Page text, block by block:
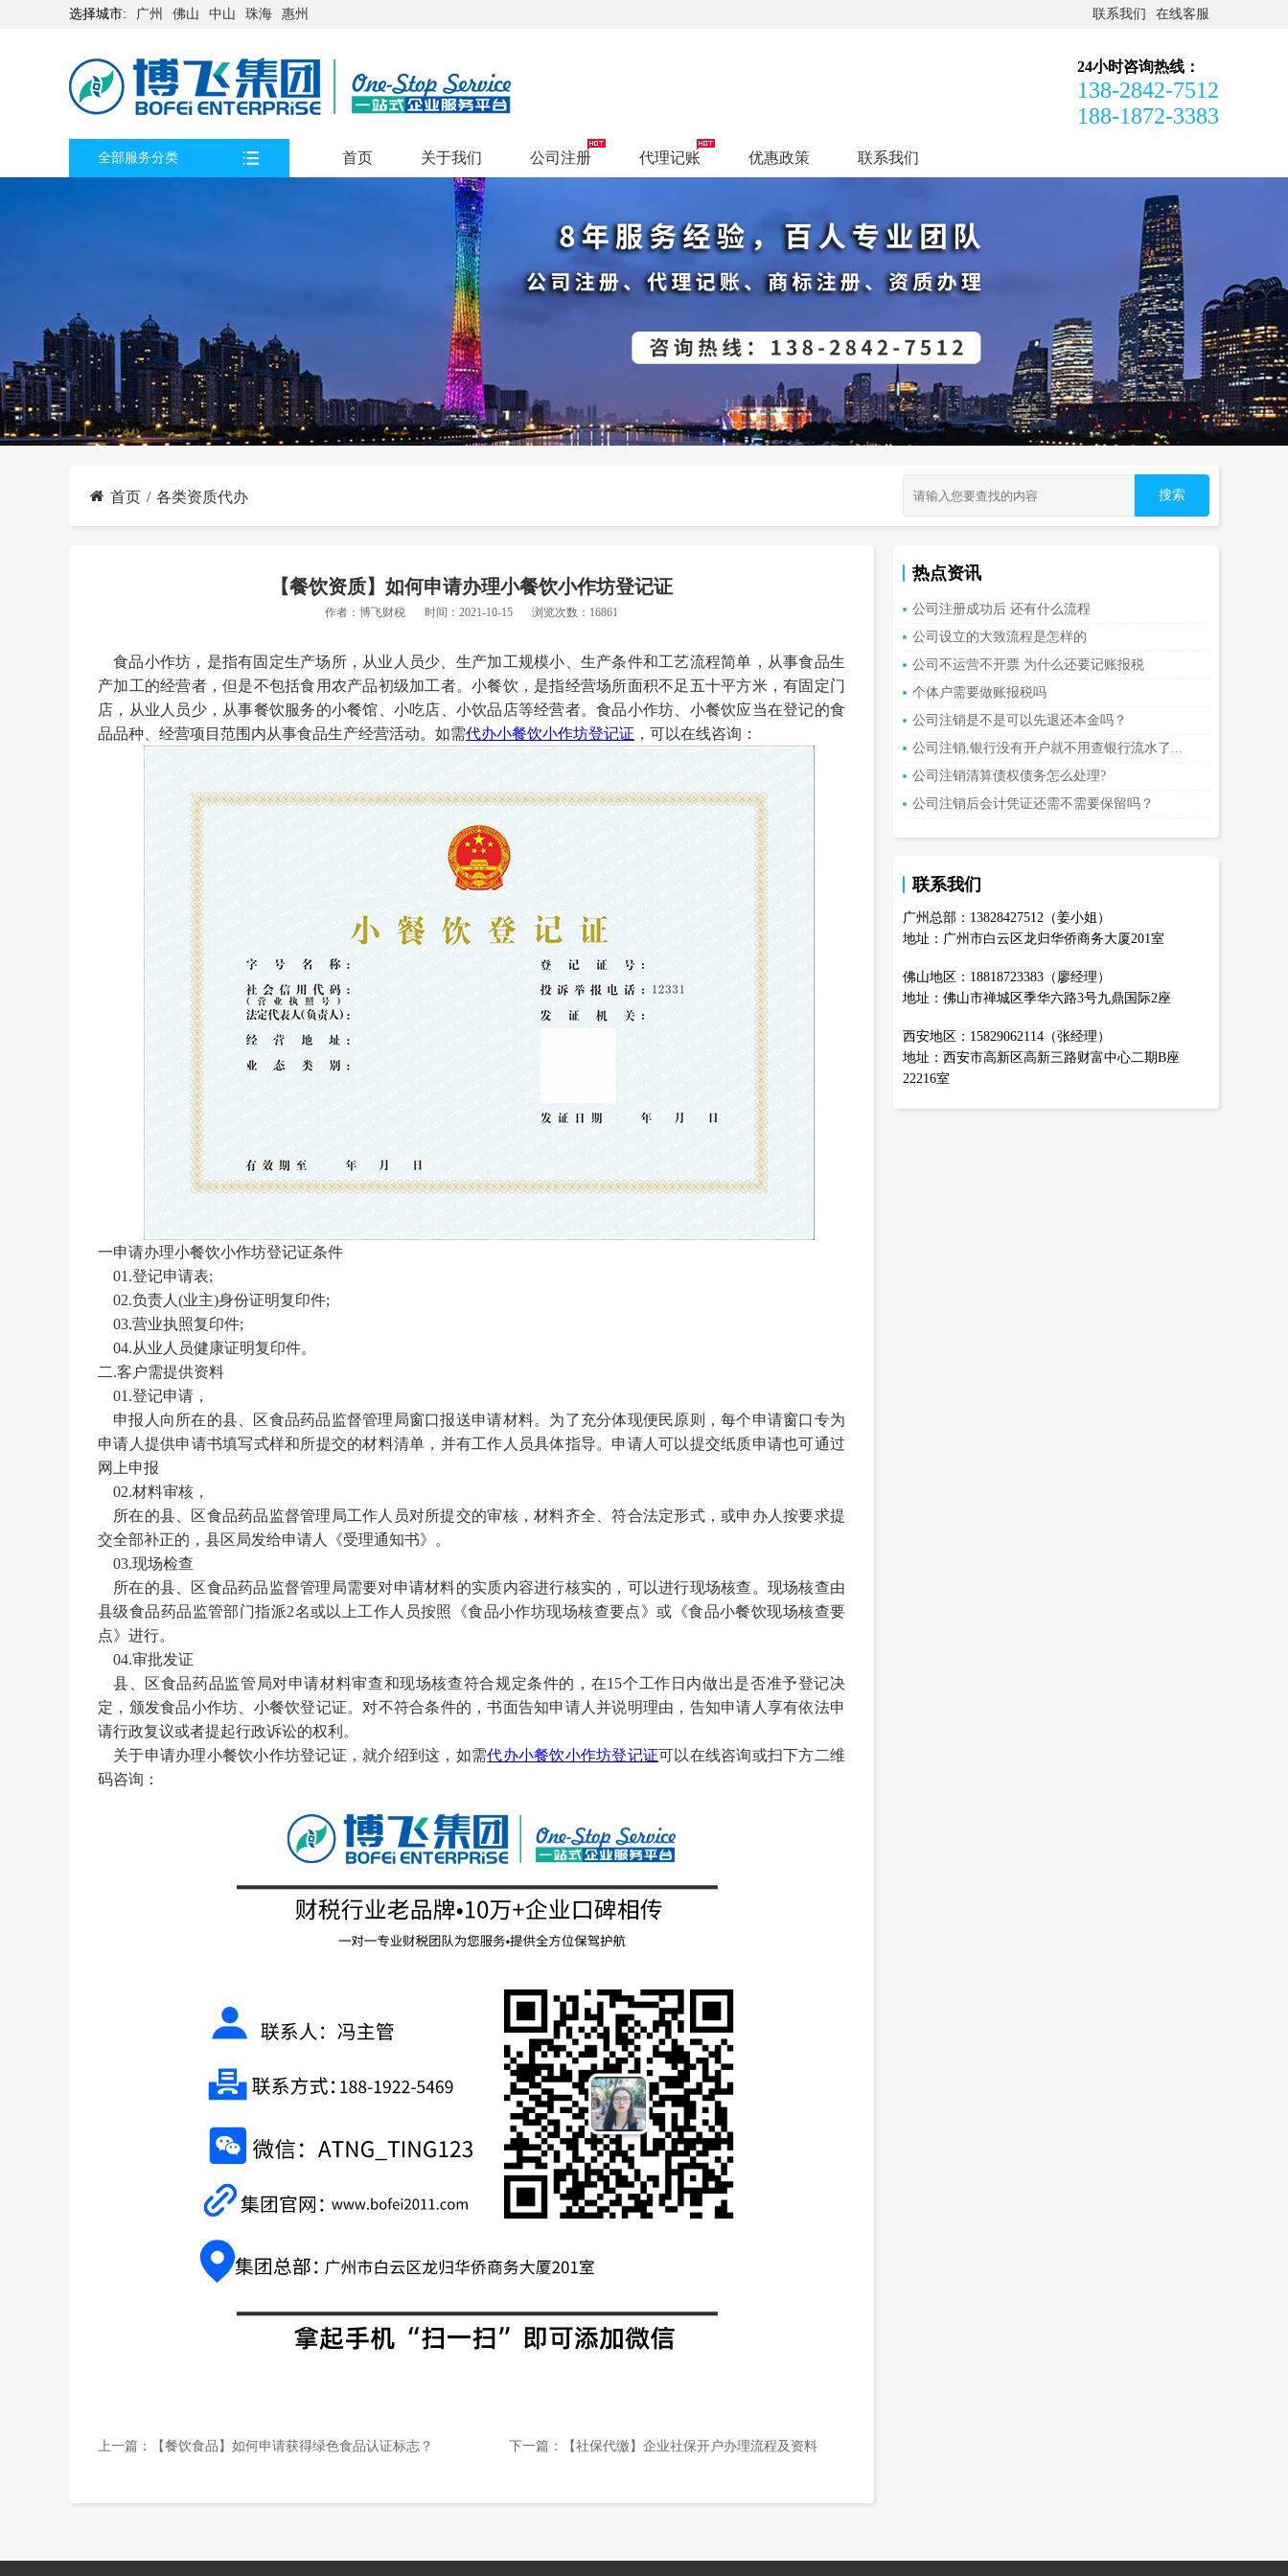
选择城市: 广州 佛山 中山 珠海 惠州 联系我们 在线客服
24小时咨询热线：
138-2842-7512
188-1872-3383
全部服务分类 首页 关于我们 公司注册 代理记账 优惠政策 联系我们
首页 各类资质代办
【餐饮资质】如何申请办理小餐饮小作坊登记证
作者： 博飞财税 时间：2021-10-15 浏览次数：16861
食品小作坊，是指有固定生产场所，从业人员少、生产加工规模小、生产条件和工艺流程简单，从事食品生
产加工的经营者，但是不包括食用农产品初级加工者。小餐饮，是指经营场所面积不足五十平方米，有固定门
店，从业人员少，从事餐饮服务的小餐馆、小吃店、小饮品店等经营者。食品小作坊、小餐饮应当在登记的食
品品种、经营项目范围内从事食品生产经营活动。如需代办小餐饮小作坊登记证 ，可以在线咨询：
一申请办理小餐饮小作坊登记证条件
01.登记申请表;
02.负责人(业主)身份证明复印件;
03.营业执照复印件;
04.从业人员健康证明复印件。
二.客户需提供资料
01.登记申请，
申报人向所在的县、区食品药品监督管理局窗口报送申请材料。为了充分体现便民原则，每个申请窗口专为
申请人提供申请书填写式样和所提交的材料清单，并有工作人员具体指导。申请人可以提交纸质申请也可通过
网上申报
02.材料审核，
所在的县、区食品药品监督管理局工作人员对所提交的审核，材料齐全、符合法定形式，或申办人按要求提
交全部补正的，县区局发给申请人《受理通知书》。
03.现场检查
所在的县、区食品药品监督管理局需要对申请材料的实质内容进行核实的，可以进行现场核查。现场核查由
县级食品药品监管部门指派2名或以上工作人员按照《食品小作坊现场核查要点》或《食品小餐饮现场核查要
点》进行。
04.审批发证
县、区食品药品监管局对申请材料审查和现场核查符合规定条件的，在15个工作日内做出是否准予登记决
定，颁发食品小作坊、小餐饮登记证。对不符合条件的，书面告知申请人并说明理由，告知申请人享有依法申
请行政复议或者提起行政诉讼的权利。
关于申请办理小餐饮小作坊登记证，就介绍到这，如需代办小餐饮小作坊登记证可以在线咨询或扫下方二维
码咨询：
上一篇： 【餐饮食品】如何申请获得绿色食品认证标志？ 下一篇： 【社保代缴】企业社保开户办理流程及资料
热点资讯
公司注册成功后 还有什么流程
公司设立的大致流程是怎样的
公司不运营不开票 为什么还要记账报税
个体户需要做账报税吗
公司注销是不是可以先退还本金吗？
公司注销,银行没有开户就不用查银行流水了...
公司注销清算债权债务怎么处理?
公司注销后会计凭证还需不需要保留吗？
联系我们
广州总部：13828427512（姜小姐）
地址：广州市白云区龙归华侨商务大厦201室
佛山地区：18818723383（廖经理）
地址：佛山市禅城区季华六路3号九鼎国际2座
西安地区：15829062114（张经理）
地址：西安市高新区高新三路财富中心二期B座
22216室